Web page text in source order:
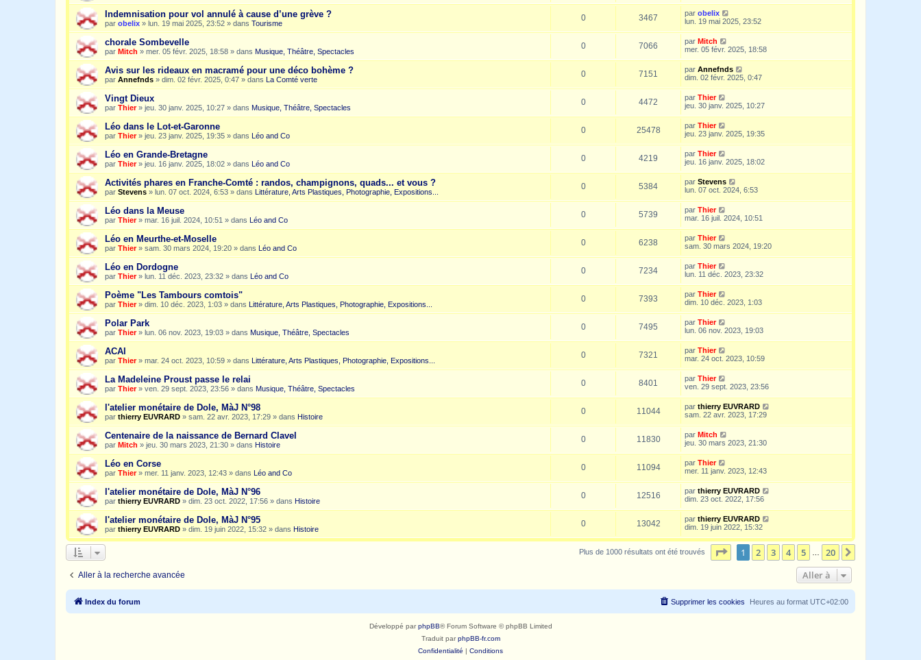
Indemnisation pour vol annulé à cause d’une grève ?
par obelix » lun. 19 mai 2025, 23:52 » dans Tourisme
0 3467 par obelix
lun. 19 mai 2025, 23:52
chorale Sombevelle
par Mitch » mer. 05 févr. 2025, 18:58 » dans Musique, Théâtre, Spectacles
0 7066 par Mitch
mer. 05 févr. 2025, 18:58
Avis sur les rideaux en macramé pour une déco bohème ?
par Annefnds » dim. 02 févr. 2025, 0:47 » dans La Comté verte
0 7151 par Annefnds
dim. 02 févr. 2025, 0:47
Vingt Dieux
par Thier» jeu. 30 janv. 2025, 10:27 » dans Musique, Théâtre, Spectacles
0 4472 par Thier
jeu. 30 janv. 2025, 10:27
Léo dans le Lot-et-Garonne
par Thier» jeu. 23 janv. 2025, 19:35 » dans Léo and Co
0 25478 par Thier
jeu. 23 janv. 2025, 19:35
Léo en Grande-Bretagne
par Thier» jeu. 16 janv. 2025, 18:02 » dans Léo and Co
0 4219 par Thier
jeu. 16 janv. 2025, 18:02
Activités phares en Franche-Comté : randos, champignons, quads... et vous ?
par Stevens » lun. 07 oct. 2024, 6:53 » dans Littérature, Arts Plastiques, Photographie, Expositions...
0 5384 par Stevens
lun. 07 oct. 2024, 6:53
Léo dans la Meuse
par Thier» mar. 16 juil. 2024, 10:51 » dans Léo and Co
0 5739 par Thier
mar. 16 juil. 2024, 10:51
Léo en Meurthe-et-Moselle
par Thier» sam. 30 mars 2024, 19:20 » dans Léo and Co
0 6238 par Thier
sam. 30 mars 2024, 19:20
Léo en Dordogne
par Thier» lun. 11 déc. 2023, 23:32 » dans Léo and Co
0 7234 par Thier
lun. 11 déc. 2023, 23:32
Poème "Les Tambours comtois"
par Thier» dim. 10 déc. 2023, 1:03 » dans Littérature, Arts Plastiques, Photographie, Expositions...
0 7393 par Thier
dim. 10 déc. 2023, 1:03
Polar Park
par Thier» lun. 06 nov. 2023, 19:03 » dans Musique, Théâtre, Spectacles
0 7495 par Thier
lun. 06 nov. 2023, 19:03
ACAI
par Thier» mar. 24 oct. 2023, 10:59 » dans Littérature, Arts Plastiques, Photographie, Expositions...
0 7321 par Thier
mar. 24 oct. 2023, 10:59
La Madeleine Proust passe le relai
par Thier» ven. 29 sept. 2023, 23:56 » dans Musique, Théâtre, Spectacles
0 8401 par Thier
ven. 29 sept. 2023, 23:56
l'atelier monétaire de Dole, MàJ N°98
par thierry EUVRARD » sam. 22 avr. 2023, 17:29 » dans Histoire
0 11044 par thierry EUVRARD
sam. 22 avr. 2023, 17:29
Centenaire de la naissance de Bernard Clavel
par Mitch » jeu. 30 mars 2023, 21:30 » dans Histoire
0 11830 par Mitch
jeu. 30 mars 2023, 21:30
Léo en Corse
par Thier» mer. 11 janv. 2023, 12:43 » dans Léo and Co
0 11094 par Thier
mer. 11 janv. 2023, 12:43
l'atelier monétaire de Dole, MàJ N°96
par thierry EUVRARD » dim. 23 oct. 2022, 17:56 » dans Histoire
0 12516 par thierry EUVRARD
dim. 23 oct. 2022, 17:56
l'atelier monétaire de Dole, MàJ N°95
par thierry EUVRARD » dim. 19 juin 2022, 15:32 » dans Histoire
0 13042 par thierry EUVRARD
dim. 19 juin 2022, 15:32
Plus de 1000 résultats ont été trouvés Page sur20
1 2 3 4 5 20
Aller à la recherche avancée Aller à
Index du forum Heures au format UTC+02:00
Supprimer les cookies
Développé parphpBB® Forum Software © phpBB Limited
Traduit parphpBB-fr.com
Confidentialité | Conditions